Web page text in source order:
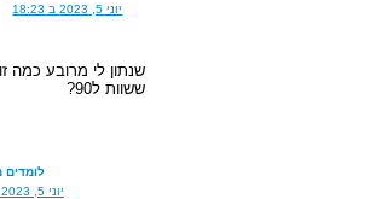
יוני 5, 2023 ב 18:23
שנתון לי מרובע כמה
ששוות ל90?
יוני 5, 2023 ב 19:11